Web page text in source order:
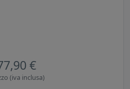
€
(iva inclusa)